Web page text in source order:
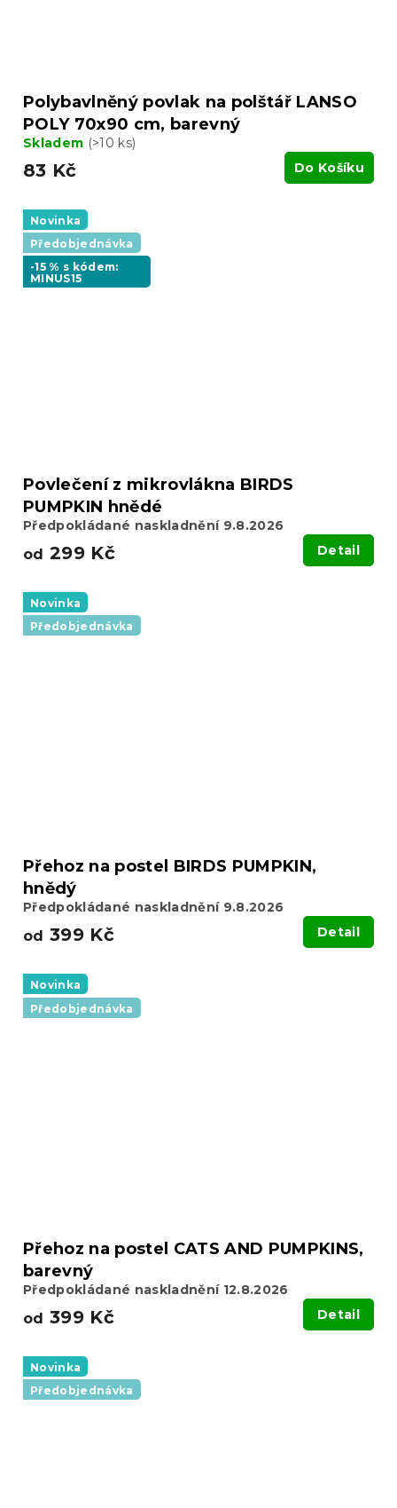
Polybavlněný povlak na polštář LANSO
POLY 70x90 cm, barevný
Skladem (>10 ks)
83 Kč Do Košíku
Novinka
Předobjednávka
-15 % s kódem:
MINUS15
Povlečení z mikrovlákna BIRDS
PUMPKIN hnědé
Předpokládané naskladnění 9.8.2026
od 299 Kč Detail
Novinka
Předobjednávka
Přehoz na postel BIRDS PUMPKIN,
hnědý
Předpokládané naskladnění 9.8.2026
od 399 Kč Detail
Novinka
Předobjednávka
Přehoz na postel CATS AND PUMPKINS,
barevný
Předpokládané naskladnění 12.8.2026
od 399 Kč Detail
Novinka
Předobjednávka